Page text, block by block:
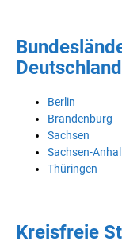
Deutschland
Berlin
Brandenburg
Sachsen
Sachsen-
Thüringen
Kreisfreie